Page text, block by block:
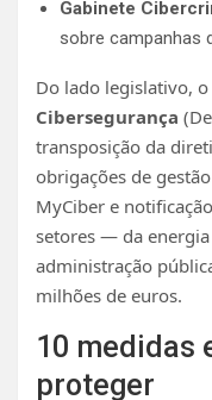
Gabinete
sobre campanhas
Do lado legislativo, o
Cibersegurança
transposição da
obrigações de
MyCiber e
setores — da energia
administração
milhões de euros.
10 medidas
proteger